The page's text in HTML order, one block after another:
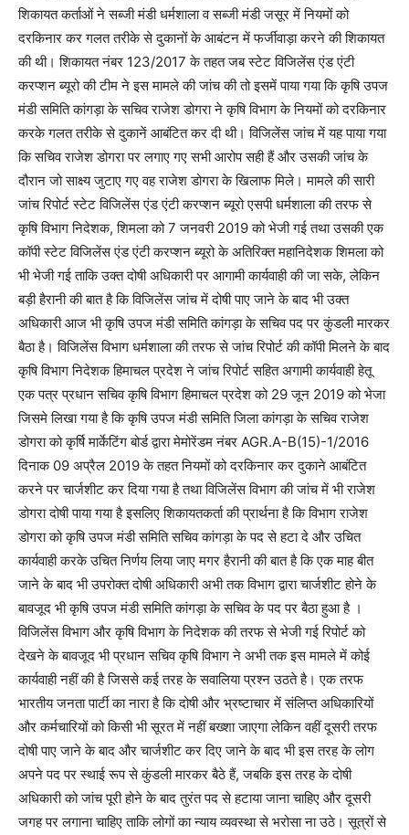
शिकायत कर्ताओं ने सब्जी मंडी धर्मशाला व सब्जी मंडी जसूर में नियमों को
दरकिनार कर गलत तरीके से दुकानों के आबंटन में फर्जीवाड़ा करने की शिकायत
की थी। शिकायत नंबर 123/2017 के तहत जब स्टेट विजिलेंस एंड एंटी
करप्शन ब्यूरो की टीम ने इस मामले की जांच की तो इसमें पाया गया कि कृषि उपज
मंडी समिति कांगड़ा के सचिव राजेश डोगरा ने कृषि विभाग के नियमों को दरकिनार
करके गलत तरीके से दुकानें आबंटित कर दी थी। विजिलेंस जांच में यह पाया गया
कि सचिव राजेश डोगरा पर लगाए गए सभी आरोप सही हैं और उसकी जांच के
दौरान जो साक्ष्य जुटाए गए वह राजेश डोगरा के खिलाफ मिले। मामले की सारी
जांच रिपोर्ट स्टेट विजिलेंस एंड एंटी करप्शन ब्यूरो एसपी धर्मशाला की तरफ से
कृषि विभाग निदेशक, शिमला को 7 जनवरी 2019 को भेजी गई तथा उसकी एक
कॉपी स्टेट विजिलेंस एंड एंटी करप्शन ब्यूरो के अतिरिक्त महानिदेशक शिमला को
भी भेजी गई ताकि उक्त दोषी अधिकारी पर आगामी कार्यवाही की जा सके, लेकिन
बड़ी हैरानी की बात है कि विजिलेंस जांच में दोषी पाए जाने के बाद भी उक्त
अधिकारी आज भी कृषि उपज मंडी समिति कांगड़ा के सचिव पद पर कुंडली मारकर
बैठा है। विजिलेंस विभाग धर्मशाला की तरफ से जांच रिपोर्ट की कॉपी मिलने के बाद
कृषि विभाग निदेशक हिमाचल प्रदेश ने जांच रिपोर्ट सहित अगामी कार्यवाही हेतू
एक पत्र प्रधान सचिव कृषि विभाग हिमाचल प्रदेश को 29 जून 2019 को भेजा
जिसमे लिखा गया है कि कृषि उपज मंडी समिति जिला कांगड़ा के सचिव राजेश
डोगरा को कृर्षि मार्केटिंग बोर्ड द्वारा मेमोरेंडम नंबर AGR.A-B(15)-1/2016
दिनाक 09 अप्रैल 2019 के तहत नियमों को दरकिनार कर दुकाने आबंटित
करने पर चार्जशीट कर दिया गया है तथा विजिलेंस विभाग की जांच में भी राजेश
डोगरा दोषी पाया गया है इसलिए शिकायतकर्ता की प्रार्थना है कि विभाग राजेश
डोगरा को कृषि उपज मंडी समिति सचिव कांगड़ा के पद से हटा दे और उचित
कार्यवाही करके उचित निर्णय लिया जाए मगर हैरानी की बात है कि एक माह बीत
जाने के बाद भी उपरोक्त दोषी अधिकारी अभी तक विभाग द्वारा चार्जशीट होने के
बावजूद भी कृषि उपज मंडी समिति कांगड़ा के सचिव के पद पर बैठा हुआ है ।
विजिलेंस विभाग और कृषि विभाग के निदेशक की तरफ से भेजी गई रिपोर्ट को
देखने के बावजूद भी प्रधान सचिव कृषि विभाग ने अभी तक इस मामले में कोई
कार्यवाही नहीं की है जिससे कई तरह के सवालिया प्रश्न उठते है। एक तरफ
भारतीय जनता पार्टी का नारा है कि दोषी और भ्रष्टाचार में संलिप्त अधिकारियों
और कर्मचारियों को किसी भी सूरत में नहीं बख्शा जाएगा लेकिन वहीं दूसरी तरफ
दोषी पाए जाने के बाद और चार्जशीट कर दिए जाने के बाद भी इस तरह के लोग
अपने पद पर स्थाई रूप से कुंडली मारकर बैठे हैं, जबकि इस तरह के दोषी
अधिकारी को जांच पूरी होने के बाद तुरंत पद से हटाया जाना चाहिए और दूसरी
जगह पर लगाना चाहिए ताकि लोगों का न्याय व्यवस्था से भरोसा ना उठे। सूत्रों से